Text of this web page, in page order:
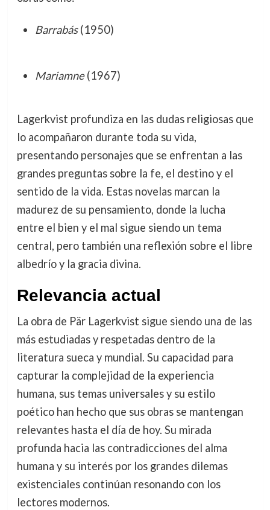
Barrabás(1950)
Mariamne(1967)
Lagerkvist profundiza en las dudas religiosas que
lo acompañaron durante toda su vida,
presentando personajes que se enfrentan a las
grandes preguntas sobre la fe, el destino y el
sentido de la vida. Estas novelas marcan la
madurez de su pensamiento, donde la lucha
entre el bien y el mal sigue siendo un tema
central, pero también una reflexión sobre el libre
albedrío y la gracia divina.
Relevancia actual
La obra de Pär Lagerkvist sigue siendo una de las
más estudiadas y respetadas dentro de la
literatura sueca y mundial. Su capacidad para
capturar la complejidad de la experiencia
humana, sus temas universales y su estilo
poético han hecho que sus obras se mantengan
relevantes hasta el día de hoy. Su mirada
profunda hacia las contradicciones del alma
humana y su interés por los grandes dilemas
existenciales continúan resonando con los
lectores modernos.